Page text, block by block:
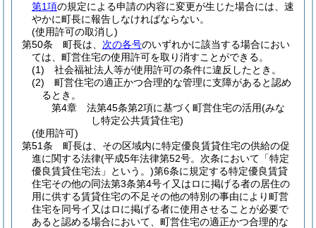
第1項の規定による申請の内容に変更が生じた場合には、速
やかに町長に報告しなければならない。
(使用許可の取消し)
第50条
町長は、 次の各号のいずれかに該当する場合におい
ては、町営住宅の使用許可を取り消すことができる。
(1)
社会福祉法人等が使用許可の条件に違反したとき。
(2)
町営住宅の適正かつ合理的な管理に支障があると認め
るとき。
第4章
法第45条第2項に基づく町営住宅の活用(みな
し特定公共賃貸住宅)
(使用許可)
第51条
町長は、その区域内に特定優良賃貸住宅の供給の促
進に関する法律(平成5年法律第52号。次条において「特定
優良賃貸住宅法」という。)第6条に規定する特定優良賃貸
住宅その他の同法第3条第4号イ又はロに掲げる者の居住の
用に供する賃貸住宅の不足その他の特別の事由により町営
住宅を同号イ又はロに掲げる者に使用させることが必要で
あると認める場合において、町営住宅の適正かつ合理的な